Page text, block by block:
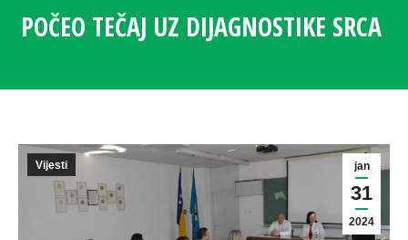
POČEO TEČAJ UZ DIJAGNOSTIKE SRCA
jan
31
2024
Vijesti